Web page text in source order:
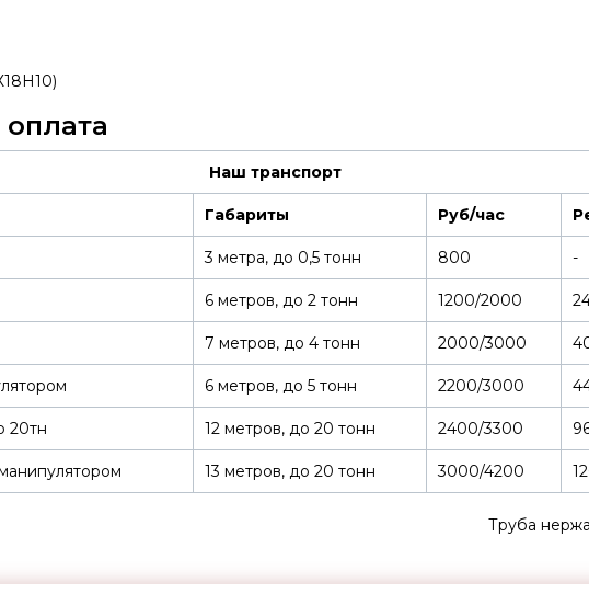
Наш транспорт
Габариты Руб/час
3 метра, до 0,5 тонн 800 -
6 метров, до 2 тонн 1200/2000
7 метров, до 4 тонн 2000/3000
6 метров, до 5 тонн 2200/3000
20тн 12 метров, до 20 тонн 2400/3300
13 метров, до 20 тонн 3000/4200
Труба